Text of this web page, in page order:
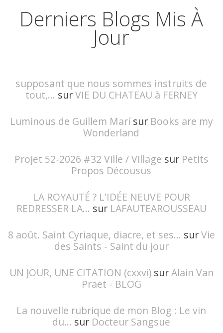
Derniers Blogs Mis À
Jour
supposant que nous sommes instruits de
tout,... surVIE DU CHATEAU à FERNEY
Luminous de Guillem Marísur Books are my
Wonderland
Projet 52-2026 #32 Ville / Village sur Petits
Propos Décousus
LA ROYAUTÉ ? L'IDÉE NEUVE POUR
REDRESSER LA... sur LAFAUTEAROUSSEAU
8 août. Saint Cyriaque, diacre, et ses... surVie
des Saints - Saint du jour
UN JOUR, UNE CITATION (cxxvi)surAlain Van
Praet - BLOG
La nouvelle rubrique de mon Blog : Le vin
du... sur Docteur Sangsue